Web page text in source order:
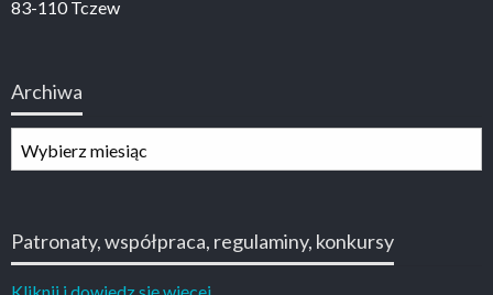
83-110 Tczew
Archiwa
Patronaty, współpraca, regulaminy, konkursy
Kliknij i dowiedz się więcej